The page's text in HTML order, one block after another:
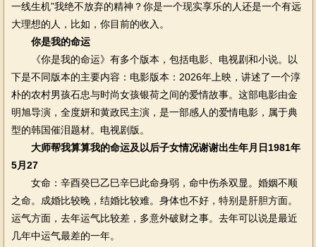
一线生机”我绝不放弃的精神？你是一个现实享乐的人还是一个有远
大理想的人，比如，你目前的收入。
你是我的命运
《你是我的命运》有多个版本，包括电影、电视剧和小说。以
下是不同版本的主要内容：电影版本：2026年上映，讲述了一个淳
朴的农村男孩石忠与时尚女孩银荷之间的爱情故事。这部电影由金
明旭导演，全度妍和黄政民主演，是一部感人的爱情电影，属于典
型的韩国催泪题材。电视剧版。
大师帮我算算我的命运及以后子女情况谢谢出生年月日1981年
5月27
女命：辛酉癸巳乙巳辛巳此命身弱，命中伤杀双显。婚姻不顺
之命。成婚比较晚，结婚比较难。身体也不好，特别是肝胆方面。
运气方面，去年运气比较差，多意外破财之事。去年可以说是最近
几年中运气最差的一年。